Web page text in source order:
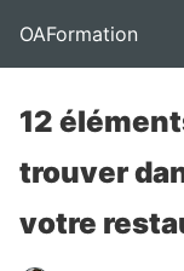
OAFormation
12
trouver
votre